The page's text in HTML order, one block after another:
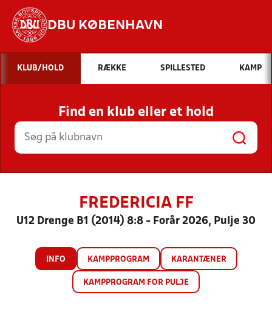
DBU KØBENHAVN
Hvad vil du søge efter?
INDHOLD OG NYHEDER
STILLINGER, RESULTATER, KLUBBER OG
HOLD
KLUB/HOLD RÆKKE SPILLESTED KAMP
Find en klub eller et hold
FREDERICIA FF
U12 Drenge B1 (2014) 8:8 - Forår 2026, Pulje 30
INFO KAMPPROGRAM KARANTÆNER
KAMPPROGRAM FOR PULJE